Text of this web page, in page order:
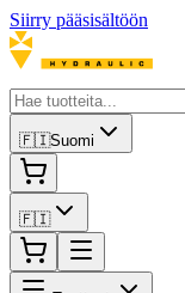
Siirry pääsisältöön
🇫🇮Suomi
🇫🇮